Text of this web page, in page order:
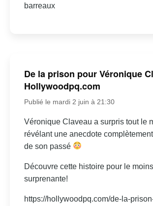
barreaux
De la prison pour Véronique
Hollywoodpq.com
Publié le mardi 2 juin à 21:30
Véronique Claveau a surpris tout le
révélant une anecdote
de son passé
Découvre cette histoire pour le moins
surprenante!
https://hollywoodpq.com/de-la-